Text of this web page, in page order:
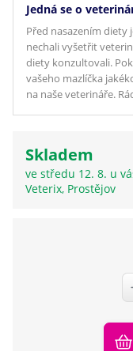
Jedná se o
Před nasazením diety
nechali vyšetřit
diety konzultovali.
vašeho mazlíčka
na naše veterináře.
Skladem
ve středu 12. 8. u
Veterix, Prostějov